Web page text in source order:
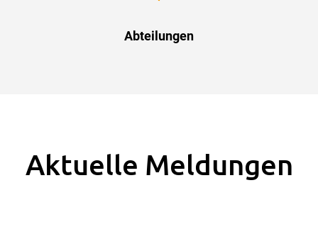
Abteilungen
Aktuelle Meldungen